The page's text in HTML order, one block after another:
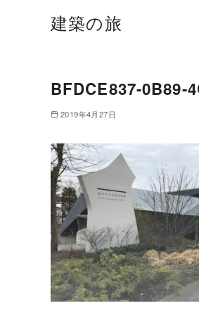
建築の旅
BFDCE837-0B89-
2019年4月27日